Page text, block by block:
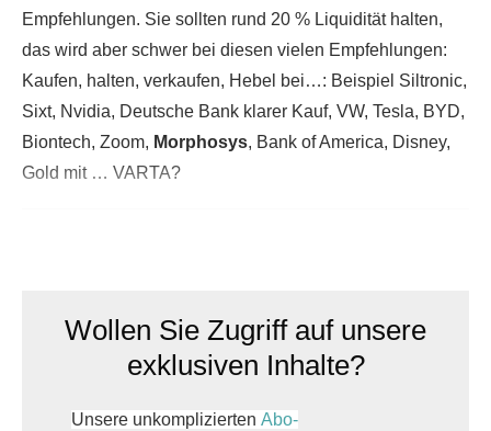
Empfehlungen. Sie sollten rund 20 % Liquidität halten,
das wird aber schwer bei diesen vielen Empfehlungen:
Kaufen, halten, verkaufen, Hebel bei…: Beispiel Siltronic,
Sixt, Nvidia, Deutsche Bank klarer Kauf, VW, Tesla, BYD,
Biontech, Zoom, Morphosys, Bank of America, Disney,
Gold mit … VARTA?
Wollen Sie Zugriff auf unsere
exklusiven Inhalte?
Unsere unkomplizierten Abo-